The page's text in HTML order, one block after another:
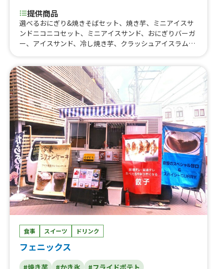
提供商品
選べるおにぎり&焼きそばセット、焼き芋、ミニアイスサ
ンドニコニコセット、ミニアイスサンド、おにぎりバーガ
ー、アイスサンド、冷し焼き芋、クラッシュアイスラム
グ、トルティーヤ、オリジナルアイスクリーム、アイステ
ィーソーダ、アイスティー、水出しアイスコーヒー、瀬戸
内レモンのあらごしレモネードソーダ、フルーツ＆ナタデ
ココソーダ、シャリシャリフルーツ氷(青りんご、マンゴ
ー）、シャリシャリフルーツ氷(マンゴー味）、抹茶フラ
ッペ、コーヒーフラッペ、ミニパフェ、クラッシュゼリー
ソーダ、だし巻き明太子おにぎり、ホットドッグ トマト
チリソース、季節の豚汁、クラムチャウダー、ホットドッ
グチーズのせ（プレーン）、ホットドッグ（プレーン）、
ピンクレモネード、おいなりさん、クリームソーダ、くる
くるフランク、しゃりしゃりフルーツソーダ、カップアイ
ス、オーガニック緑茶、柚子と檸檬のスカッシュ、桜と檸
檬のスカッシュ、桜スカッシュ、定番おにぎり、ブルーレ
モンスカッシュ、レモンスカッシュ、濃厚りんごスカッシ
ュ、ラスクカップ、ホットウィスキー、ホットワイン、絶
品お出汁のおにぎり出汁茶漬け、柚子の紅茶、濃厚りんご
の紅茶、ふわふわカフェオレ、ふわふわ桜ラテ、焼きたて
ラスク、気まぐれおにぎり、生クリームココア、生クリー
ム抹茶ラテ、ふわふわ抹茶ラテ、だし巻き＋豚汁セット、
豚汁セット（イベント）、お味噌汁セット、だし巻きセッ
食事 スイーツ ドリンク
フェニックス
#焼き芋 #かき氷
#フライドポテト